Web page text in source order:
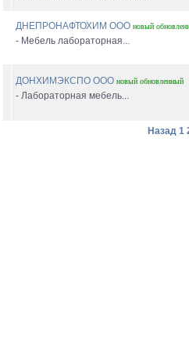
ДНЕПРОНАФТОХИМ ООО новый
- Мебель лабораторная...
ДОНХИМЭКСПО ООО новый обновленный
- Лабораторная мебель...
Назад 1